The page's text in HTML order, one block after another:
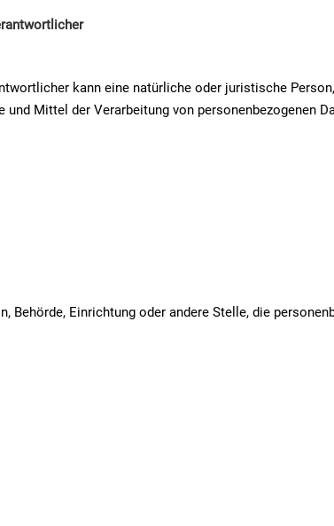
kann eine natürliche oder juristische
Mittel der Verarbeitung von personenbezogenen
Einrichtung oder andere Stelle, die